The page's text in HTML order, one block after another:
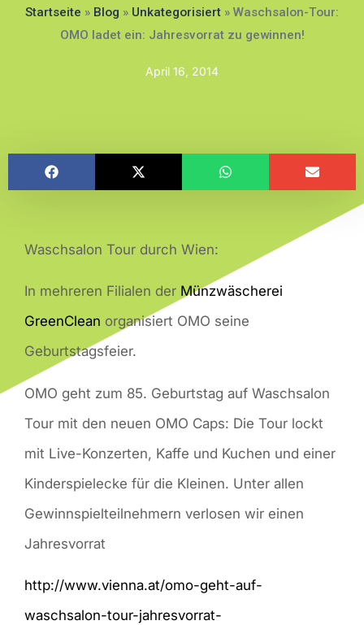
Startseite » Blog » Unkategorisiert » Waschsalon-Tour:
OMO ladet ein: Jahresvorrat zu gewinnen!
April 16, 2014
Waschsalon Tour durch Wien:
In mehreren Filialen der Münzwäscherei
GreenClean organisiert OMO seine
Geburtstagsfeier.
OMO geht zum 85. Geburtstag auf Waschsalon
Tour mit den neuen OMO Caps: Die Tour lockt
mit Live-Konzerten, Kaffe und Kuchen und einer
Kinderspielecke für die Kleinen. Unter allen
Gewinnspielteilnehmern verlosen wir einen
Jahresvorrat
http://www.vienna.at/omo-geht-auf-
waschsalon-tour-jahresvorrat-